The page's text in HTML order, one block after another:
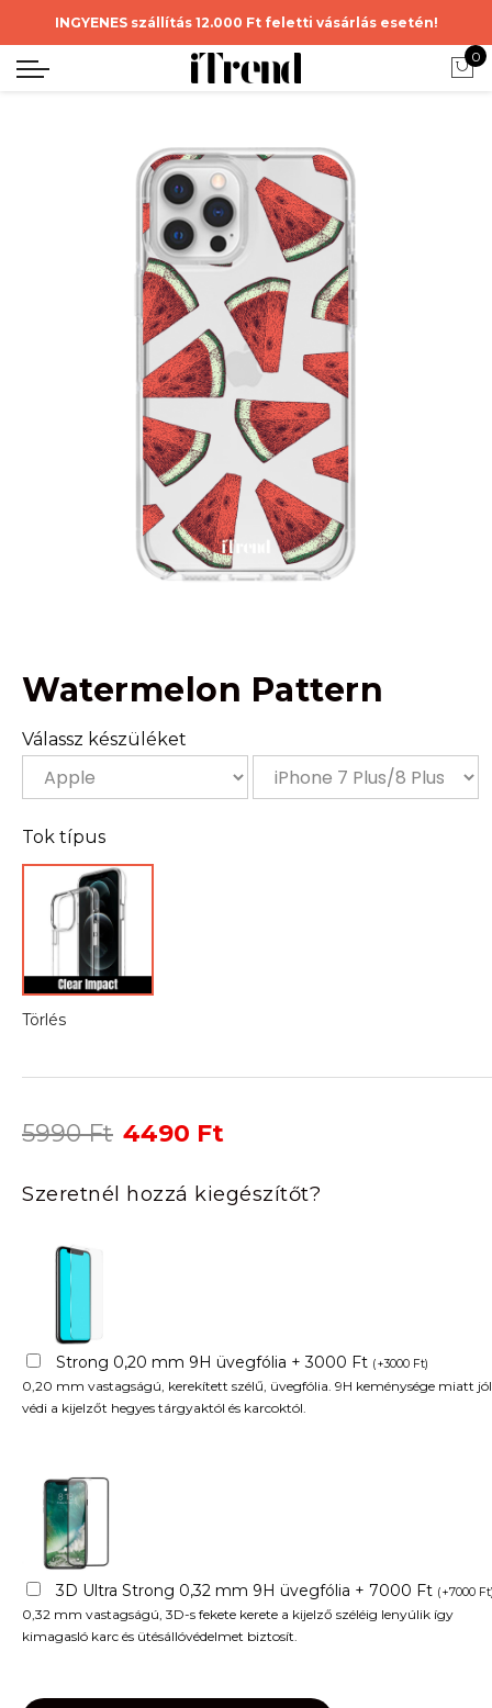
INGYENES szállítás 12.000 Ft feletti vásárlás esetén!
0
Watermelon Pattern
Válassz készüléket
Tok típus
Törlés
5990Ft Original
was:
5990 Ft.
4490 Ft
is:
4490 Ft.
Szeretnél hozzá kiegészítőt?
Strong 0,20 mm 9H üvegfólia + 3000 Ft (+3000 Ft)
0,20 mm vastagságú, kerekített szélű, üvegfólia. 9H keménysége miatt jól
védi a kijelzőt hegyes tárgyaktól és karcoktól.
3D Ultra Strong 0,32 mm 9H üvegfólia + 7000 Ft (+7000 Ft
0,32 mm vastagságú, 3D-s fekete kerete a kijelző széléig lenyúlik így
kimagasló karc és ütésállóvédelmet biztosít.